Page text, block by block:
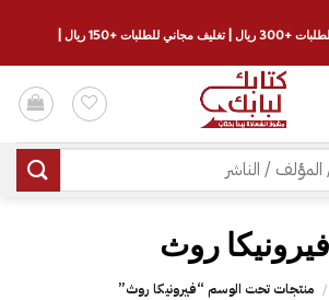
فيرونيكا روث
/ منتجات تحت الوسم “فيرونيكا روث”
للطلبات +150 ريال |